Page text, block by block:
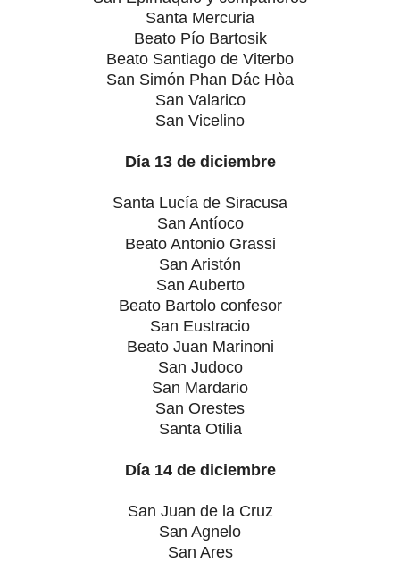
Santa Mercuria
Beato Pío Bartosik
Beato Santiago de Viterbo
San Simón Phan Dác Hòa
San Valarico
San Vicelino
Día 13 de diciembre
Santa Lucía de Siracusa
San Antíoco
Beato Antonio Grassi
San Aristón
San Auberto
Beato Bartolo confesor
San Eustracio
Beato Juan Marinoni
San Judoco
San Mardario
San Orestes
Santa Otilia
Día 14 de diciembre
San Juan de la Cruz
San Agnelo
San Ares